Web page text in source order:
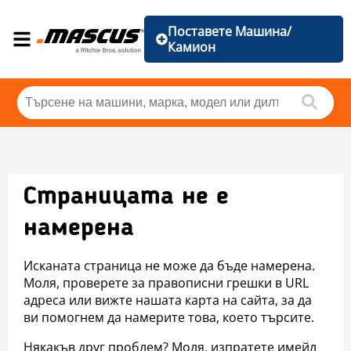
Поставете Машина/
Камион
Страницата не е
намерена
Исканата страница не може да бъде намерена.
Моля, проверете за правописни грешки в URL
адреса или вижте нашата карта на сайта, за да
ви помогнем да намерите това, което търсите.
Някакъв друг проблем? Моля, изпратете имейл